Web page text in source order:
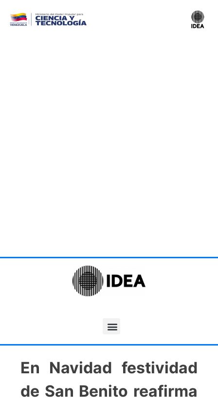
En Navidad festividad
de San Benito reafirma